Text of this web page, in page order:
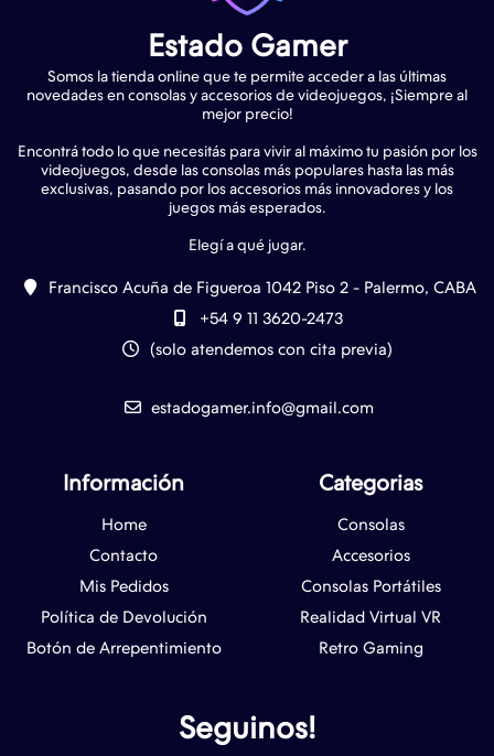
Estado Gamer
Somos la tienda online que te permite acceder a las últimas
novedades en consolas y accesorios de videojuegos, ¡Siempre al
mejor precio!
Encontrá todo lo que necesitás para vivir al máximo tu pasión por los
videojuegos, desde las consolas más populares hasta las más
exclusivas, pasando por los accesorios más innovadores y los
juegos más esperados.
Francisco Acuña de Figueroa 1042 Piso 2 - Palermo, CABA
+54 9 11 3620-2473
(solo atendemos con cita previa)
estadogamer.info@gmail.com
Información
Home
Contacto
Mis Pedidos
Política de Devolución
Botón de Arrepentimiento
Categorias
Consolas
Accesorios
Consolas Portátiles
Realidad Virtual VR
Retro Gaming
Seguinos!